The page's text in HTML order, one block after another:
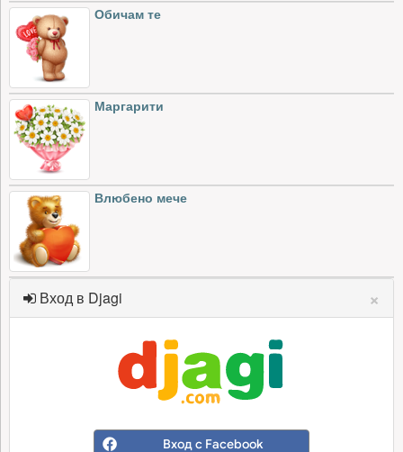
Обичам те
Маргарити
Влюбено мече
Вход в Djagi ×
Вход с Facebook